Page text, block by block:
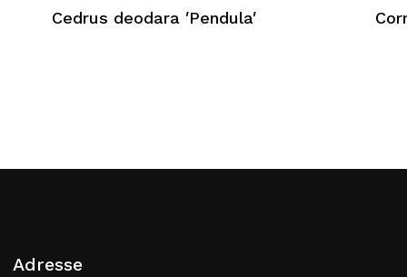
Cedrus deodara ′Pendula′
Adresse